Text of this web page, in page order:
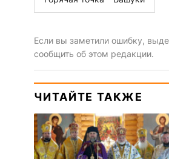
Если вы заметили ошибку,
сообщить об этом редакции.
ЧИТАЙТЕ ТАКЖЕ